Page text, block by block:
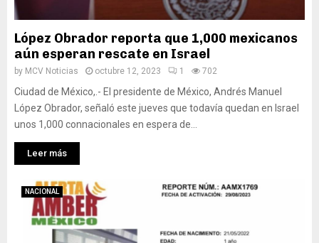
López Obrador reporta que 1,000 mexicanos
aún esperan rescate en Israel
by MCV Noticias octubre 12, 2023 1 702
Ciudad de México,.- El presidente de México, Andrés Manuel
López Obrador, señaló este jueves que todavía quedan en Israel
unos 1,000 connacionales en espera de...
Leer más
NACIONAL